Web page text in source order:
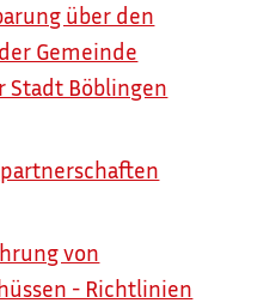
über den
Gemeinde
Stadt Böblingen
von
- Richtlinien